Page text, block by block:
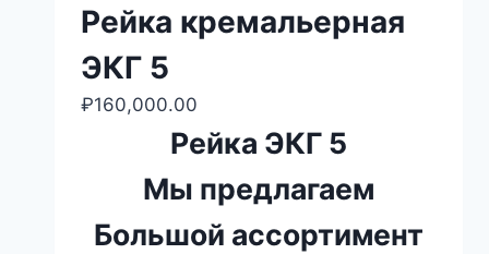
Рейка кремальерная
ЭКГ 5
₽160,000.00
Рейка ЭКГ 5
Мы предлагаем
Большой ассортимент